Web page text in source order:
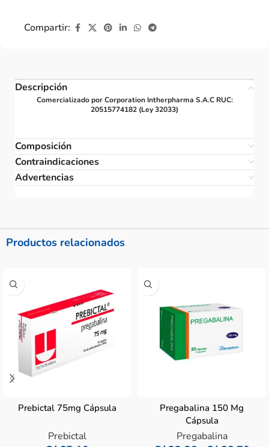
Compartir:
Descripción
Comercializado por Corporation Intherpharma S.A.C RUC:
20515774182 (Ley 32033)
Composición
Contraindicaciones
Advertencias
Productos relacionados
Prebictal 75mg Cápsula
Prebictal
Pregabalina 150 Mg
Cápsula
Pregabalina